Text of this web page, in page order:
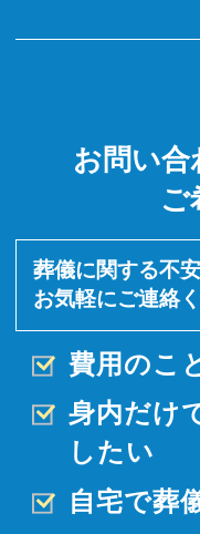
お問い合
ご
葬儀に関する不
お気軽にご連絡く
費用のこ
身内だけ
したい
自宅で葬